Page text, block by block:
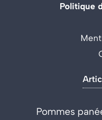
Politique
Pommes